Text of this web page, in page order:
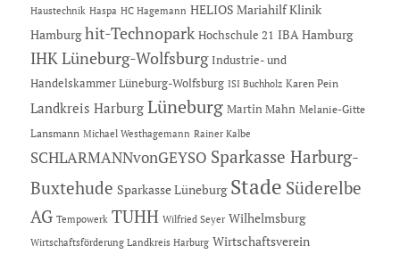
Haustechnik Haspa HC Hagemann HELIOS Mariahilf Klinik
Hamburg hit-Technopark Hochschule 21 IBA Hamburg
IHK Lüneburg-Wolfsburg Industrie- und
Handelskammer Lüneburg-Wolfsburg ISI Buchholz Karen Pein
Landkreis Harburg Lüneburg Martin Mahn Melanie-Gitte
Lansmann Michael Westhagemann Rainer Kalbe
SCHLARMANNvonGEYSO Sparkasse Harburg-
Buxtehude Sparkasse Lüneburg Stade Süderelbe
AG Tempowerk TUHH Wilfried Seyer Wilhelmsburg
Wirtschaftsförderung Landkreis Harburg Wirtschaftsverein